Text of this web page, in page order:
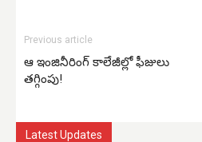
Previous article
ఆ ఇంజినీరింగ్‌ కాలేజీల్లో ఫీజులు
తగ్గింపు!
Latest Updates